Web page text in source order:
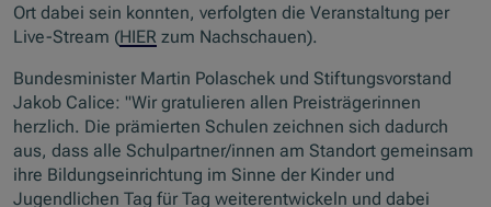
Ort dabei sein konnten, verfolgten die Veranstaltung per
Live-Stream (HIER zum Nachschauen).
Bundesminister Martin Polaschek und Stiftungsvorstand
Jakob Calice: "Wir gratulieren allen Preisträgerinnen
herzlich. Die prämierten Schulen zeichnen sich dadurch
aus, dass alle Schulpartner/innen am Standort gemeinsam
ihre Bildungseinrichtung im Sinne der Kinder und
Jugendlichen Tag für Tag weiterentwickeln und dabei